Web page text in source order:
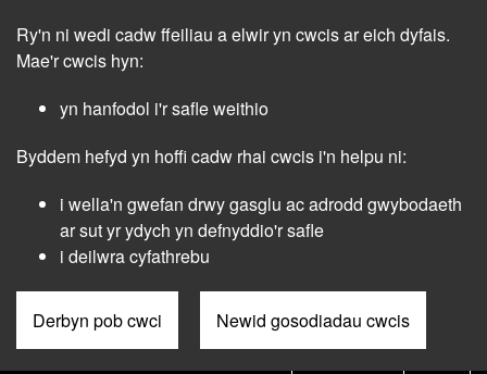
main
Ry'n ni wedi cadw ffeiliau a elwir yn cwcis ar eich dyfais.
Mae'r cwcis hyn:
yn hanfodol i'r safle weithio
Byddem hefyd yn hoffi cadw rhai cwcis i'n helpu ni:
i wella'n gwefan drwy gasglu ac adrodd gwybodaeth
ar sut yr ydych yn defnyddio'r safle
i deilwra cyfathrebu
Derbyn pob cwci Newid gosodiadau cwcis